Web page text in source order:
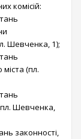
комісій:
Шевченка, 1);
(пл.
Шевченка,
законності,